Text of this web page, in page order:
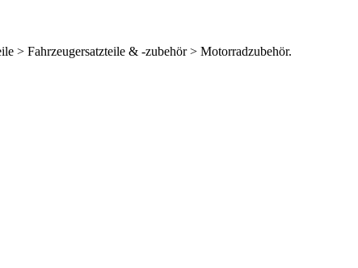
> Fahrzeugersatzteile & -zubehör > Motorradzubehör.